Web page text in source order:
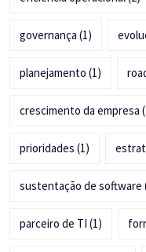
governança (1)
planejamento (1)
crescimento da empresa
prioridades (1)
sustentação de software
parceiro de TI (1)